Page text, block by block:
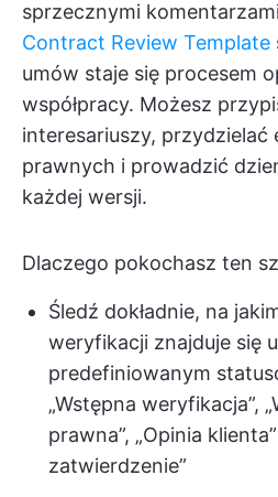
sprzecznymi
Contract Review Template
umów staje się procesem
współpracy. Możesz
interesariuszy, przydzielać
prawnych i prowadzić
każdej wersji.
Dlaczego pokochasz ten
Śledź dokładnie, na
weryfikacji znajduje się
predefiniowanym
„Wstępna weryfikacja”,
prawna”, „Opinia
zatwierdzenie”